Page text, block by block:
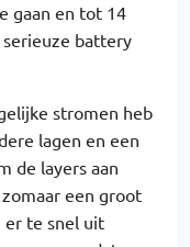
gaan en tot 14
battery
stromen heb
lagen en een
de layers aan
een groot
er te snel uit